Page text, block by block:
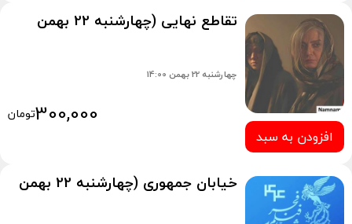
تقاطع نهایی (چهارشنبه 22 بهمن
چهارشنبه 22 بهمن 14:00
300,000تومان
افزودن به سبد
خیابان جمهوری (چهارشنبه 22 بهمن